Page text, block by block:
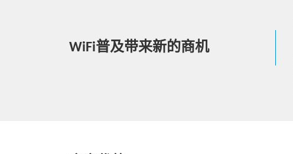
WiFi普及带来新的商机